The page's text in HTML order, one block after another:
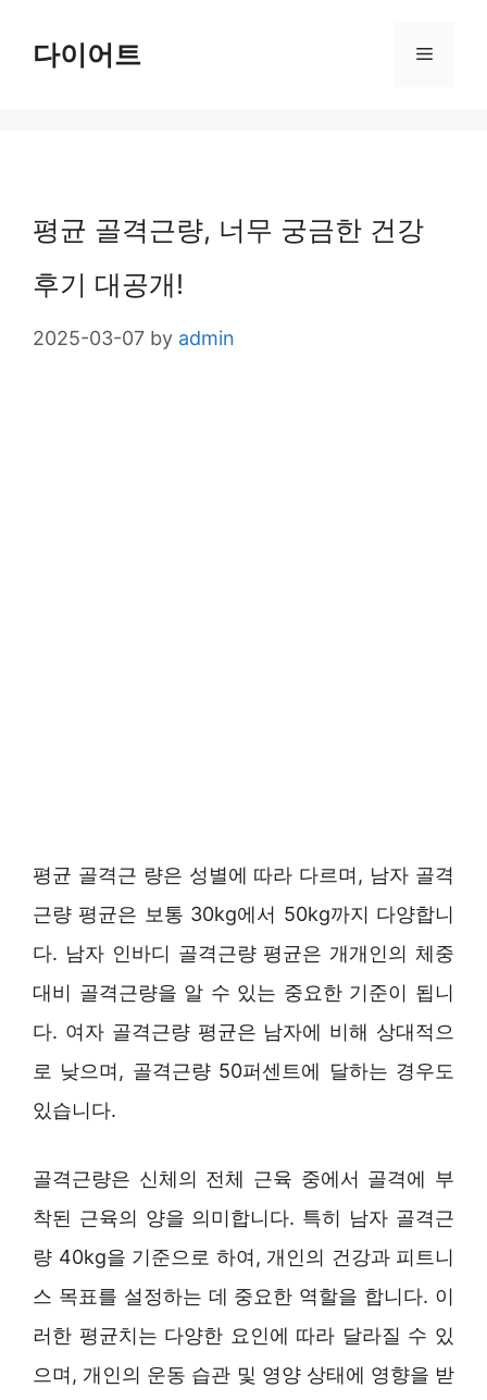
다이어트 Menu
평균 골격근량, 너무 궁금한 건강
후기 대공개!
2025-03-07 by admin
평균 골격근 량은 성별에 따라 다르며, 남자 골격
근량 평균은 보통 30kg에서 50kg까지 다양합니
다. 남자 인바디 골격근량 평균은 개개인의 체중
대비 골격근량을 알 수 있는 중요한 기준이 됩니
다. 여자 골격근량 평균은 남자에 비해 상대적으
로 낮으며, 골격근량 50퍼센트에 달하는 경우도
있습니다.
골격근량은 신체의 전체 근육 중에서 골격에 부
착된 근육의 양을 의미합니다. 특히 남자 골격근
량 40kg을 기준으로 하여, 개인의 건강과 피트니
스 목표를 설정하는 데 중요한 역할을 합니다. 이
러한 평균치는 다양한 요인에 따라 달라질 수 있
으며, 개인의 운동 습관 및 영양 상태에 영향을 받